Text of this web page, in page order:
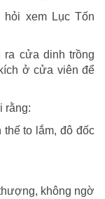
xem Lục Tốn
ra cửa dinh trồng
ở cửa viên để
rằng:
thế to lắm, đô đốc
không ngờ